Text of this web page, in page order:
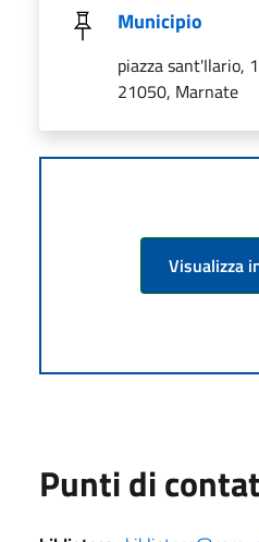
Municipio
piazza sant'Ilario, 1
21050, Marnate
Visualizza
Punti di